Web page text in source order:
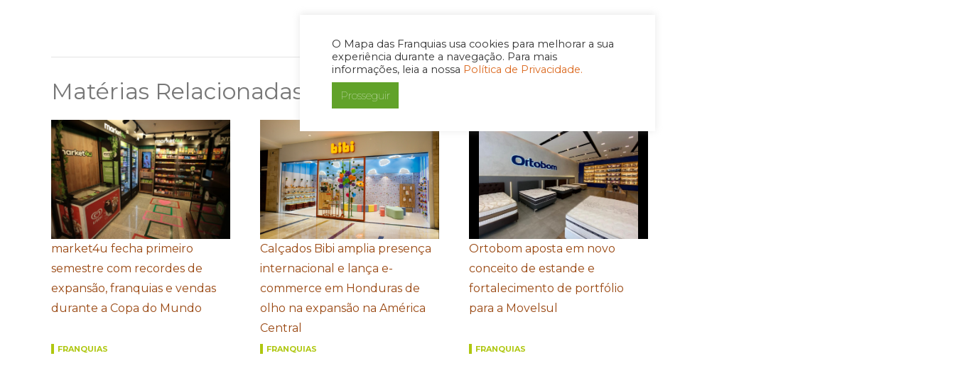
O Mapa das Franquias usa cookies para melhorar a sua
experiência durante a navegação. Para mais
informações, leia a nossa Política de Privacidade.
Prosseguir
Matérias Relacionadas
market4u fecha primeiro
semestre com recordes de
expansão, franquias e vendas
durante a Copa do Mundo
FRANQUIAS
Calçados Bibi amplia presença
internacional e lança e-
commerce em Honduras de
olho na expansão na América
Central
FRANQUIAS
Ortobom aposta em novo
conceito de estande e
fortalecimento de portfólio
para a Movelsul
FRANQUIAS